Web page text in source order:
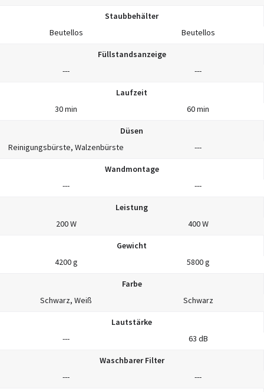
Staubbehälter
Beutellos
Beutellos
Füllstandsanzeige
---
---
Laufzeit
30 min
60 min
Düsen
Reinigungsbürste, Walzenbürste
---
Wandmontage
---
---
Leistung
200 W
400 W
Gewicht
4200 g
5800 g
Farbe
Schwarz, Weiß
Schwarz
Lautstärke
---
63 dB
Waschbarer Filter
---
---